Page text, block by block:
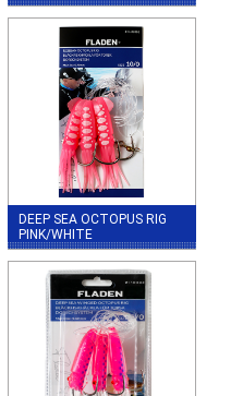
DEEP SEA OCTOPUS RIG
PINK/WHITE